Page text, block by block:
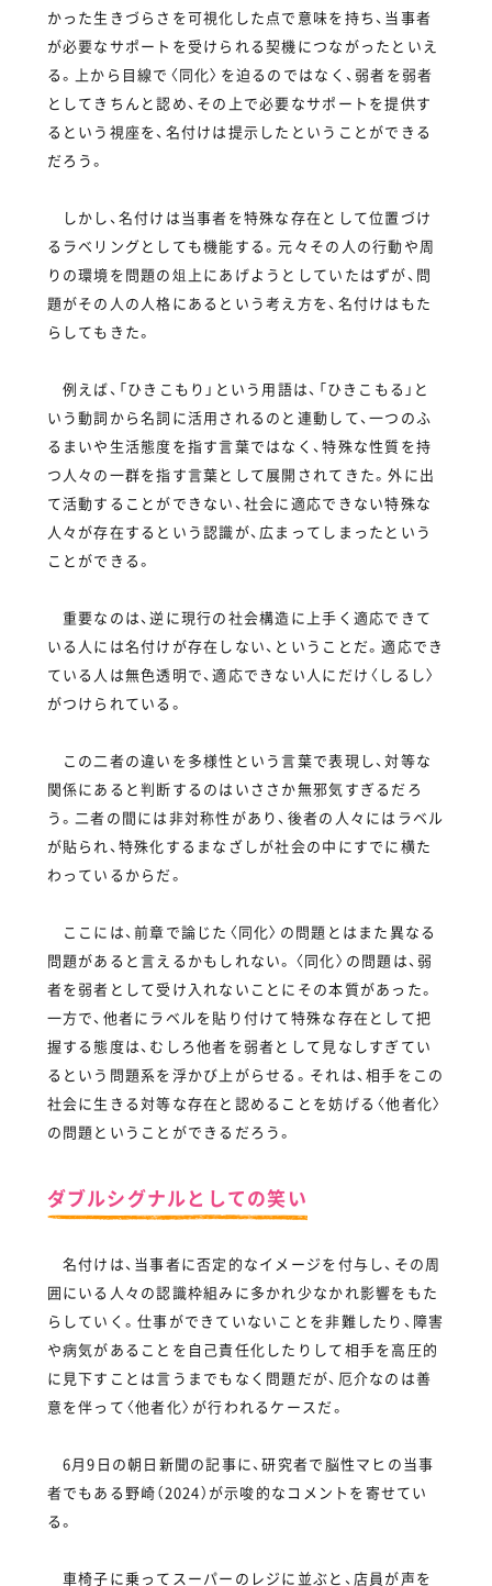
かった生きづらさを可視化した点で意味を持ち、当事者
が必要なサポートを受けられる契機につながったといえ
る。上から目線で〈同化〉を迫るのではなく、弱者を弱者
としてきちんと認め、その上で必要なサポートを提供す
るという視座を、名付けは提示したということができる
だろう。
しかし、名付けは当事者を特殊な存在として位置づけ
るラベリングとしても機能する。元々その人の行動や周
りの環境を問題の俎上にあげようとしていたはずが、問
題がその人の人格にあるという考え方を、名付けはもた
らしてもきた。
例えば、「ひきこもり」という用語は、「ひきこもる」と
いう動詞から名詞に活用されるのと連動して、一つのふ
るまいや生活態度を指す言葉ではなく、特殊な性質を持
つ人々の一群を指す言葉として展開されてきた。外に出
て活動することができない、社会に適応できない特殊な
人々が存在するという認識が、広まってしまったという
ことができる。
重要なのは、逆に現行の社会構造に上手く適応できて
いる人には名付けが存在しない、ということだ。適応でき
ている人は無色透明で、適応できない人にだけ〈しるし〉
がつけられている。
この二者の違いを多様性という言葉で表現し、対等な
関係にあると判断するのはいささか無邪気すぎるだろ
う。二者の間には非対称性があり、後者の人々にはラベル
が貼られ、特殊化するまなざしが社会の中にすでに横た
わっているからだ。
ここには、前章で論じた〈同化〉の問題とはまた異なる
問題があると言えるかもしれない。〈同化〉の問題は、弱
者を弱者として受け入れないことにその本質があった。
一方で、他者にラベルを貼り付けて特殊な存在として把
握する態度は、むしろ他者を弱者として見なしすぎてい
るという問題系を浮かび上がらせる。それは、相手をこの
社会に生きる対等な存在と認めることを妨げる〈他者化〉
の問題ということができるだろう。
ダブルシグナルとしての笑い
名付けは、当事者に否定的なイメージを付与し、その周
囲にいる人々の認識枠組みに多かれ少なかれ影響をもた
らしていく。仕事ができていないことを非難したり、障害
や病気があることを自己責任化したりして相手を高圧的
に見下すことは言うまでもなく問題だが、厄介なのは善
意を伴って〈他者化〉が行われるケースだ。
6月9日の朝日新聞の記事に、研究者で脳性マヒの当事
者でもある野崎（2024）が示唆的なコメントを寄せてい
る。
車椅子に乗ってスーパーのレジに並ぶと、店員が声を